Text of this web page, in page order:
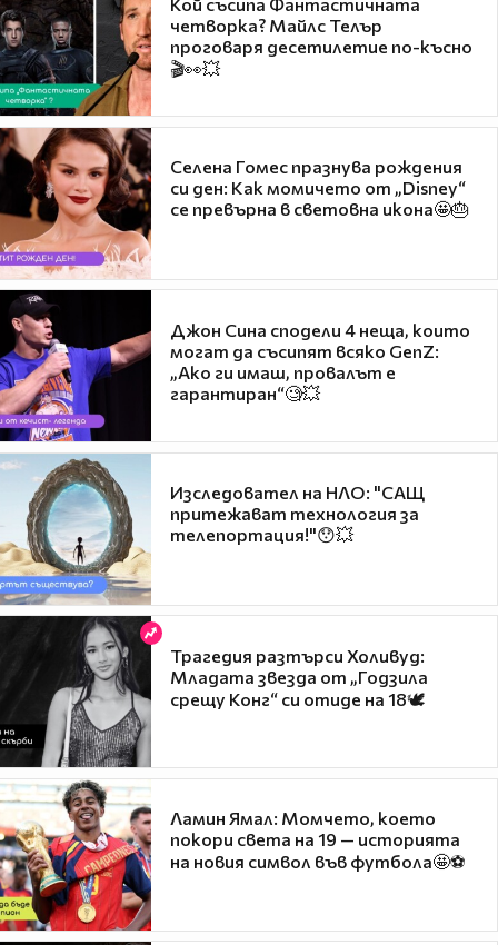
четворка? Майлс Телър
проговаря десетилетие по-късно
🎬👀💥
Селена Гомес празнува рождения
си ден: Как момичето от „Disney“
се превърна в световна икона🤩🎂
Джон Сина сподели 4 неща, които
могат да съсипят всяко GenZ:
„Ако ги имаш, провалът е
гарантиран“🧐💥
Изследовател на НЛО: "САЩ
притежават технология за
телепортация!"😯💥
Трагедия разтърси Холивуд:
Младата звезда от „Годзила
срещу Конг“ си отиде на 18🕊️
Ламин Ямал: Момчето, което
покори света на 19 — историята
на новия символ във футбола🤩⚽